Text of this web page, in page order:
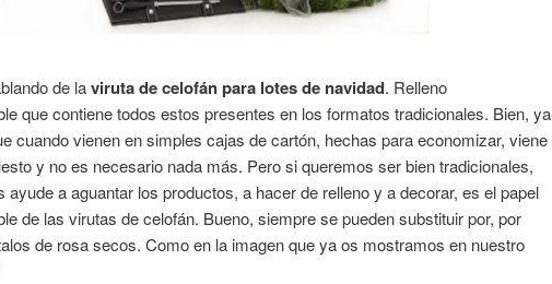
de laviruta de celofán para lotes de navidad. Relleno
que contiene todos estos presentes en los formatos tradicionales. Bien, ya
cuando vienen en simples cajas de cartón, hechas para economizar, viene
y no es necesario nada más. Pero si queremos ser bien tradicionales,
ayude a aguantar los productos, a hacer de relleno y a decorar, es el papel
de las virutas de celofán. Bueno, siempre se pueden substituir por, por
de rosa secos. Como en la imagen que ya os mostramos en nuestro